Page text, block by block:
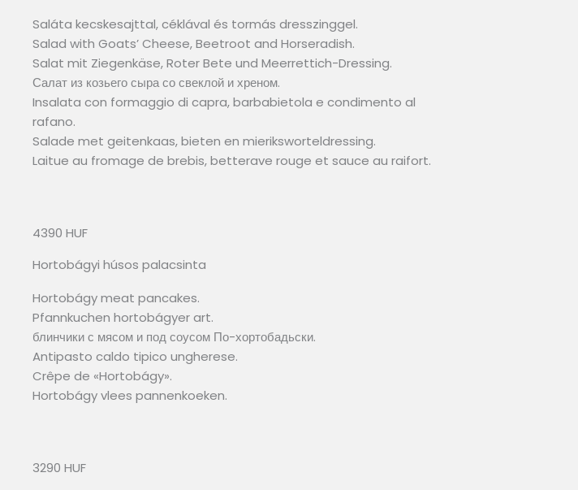
Saláta kecskesajttal, céklával és tormás dresszinggel.
Salad with Goats’ Cheese, Beetroot and Horseradish.
Salat mit Ziegenkäse, Roter Bete und Meerrettich-Dressing.
Салат из козьего сыра со свеклой и хреном.
Insalata con formaggio di capra, barbabietola e condimento al
rafano.
Salade met geitenkaas, bieten en mieriksworteldressing.
Laitue au fromage de brebis, betterave rouge et sauce au raifort.
4390 HUF
Hortobágyi húsos palacsinta
Hortobágy meat pancakes.
Pfannkuchen hortobágyer art.
блинчики с мясом и под соусом По-хортобадьски.
Antipasto caldo tipico ungherese.
Crêpe de «Hortobágy».
Hortobágy vlees pannenkoeken.
3290 HUF